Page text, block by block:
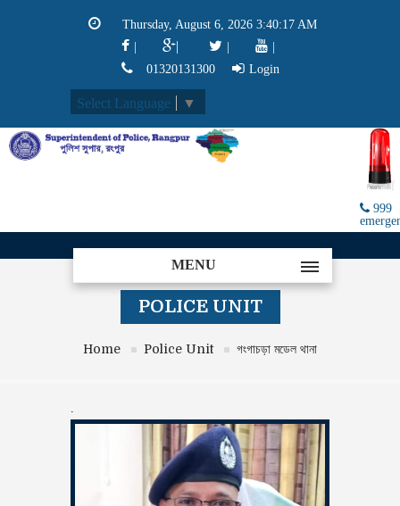
Thursday, August 6, 2026 3:40:17 AM
|
01320131300
Login
Select Language ▼
999
MENU
POLICE UNIT
Home Police Unit গংগাচড়া মডেল থানা